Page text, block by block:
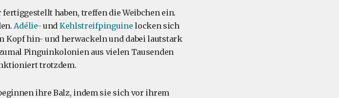
haben, treffen die Weibchen ein.
Adélie- und Kehlstreifpinguine locken sich
Kopf hin- und herwackeln und dabei lautstark
Pinguinkolonien aus vielen Tausenden
trotzdem.
ihre Balz, indem sie sich vor ihrem